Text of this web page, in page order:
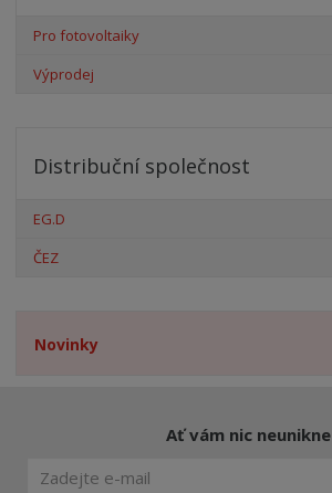
Pro fotovoltaiky
Výprodej
Distribuční společnost
EG.D
ČEZ
Novinky
Ať vám nic neunikne